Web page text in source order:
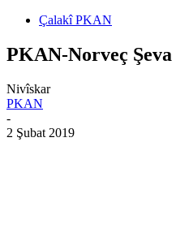
Çalakî PKAN
PKAN-Norveç
Nivîskar
PKAN
-
2 Şubat 2019